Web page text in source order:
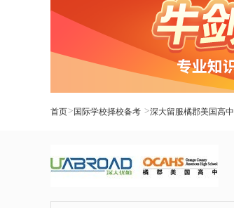
首页> 国际学校择校备考 >深大留服橘郡美国高中